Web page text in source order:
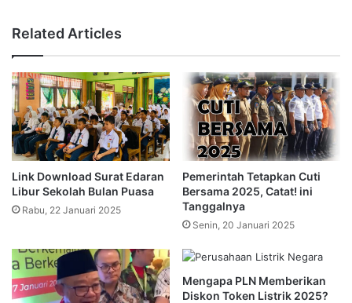
Related Articles
Link Download Surat Edaran
Libur Sekolah Bulan Puasa
Rabu, 22 Januari 2025
Pemerintah Tetapkan Cuti
Bersama 2025, Catat! ini
Tanggalnya
Senin, 20 Januari 2025
Mengapa PLN Memberikan
Diskon Token Listrik 2025?